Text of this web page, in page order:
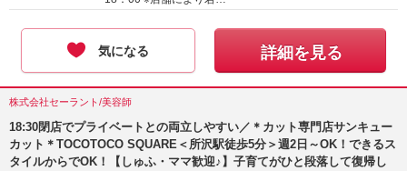
気になる 詳細を見る
株式会社セーラント/美容師
18:30閉店でプライベートとの両立しやすい／＊カット専門店サンキュー
カット＊TOCOTOCO SQUARE＜所沢駅徒歩5分＞週2日～OK！できるス
タイルからでOK！【しゅふ・ママ歓迎♪】子育てがひと段落して復帰し